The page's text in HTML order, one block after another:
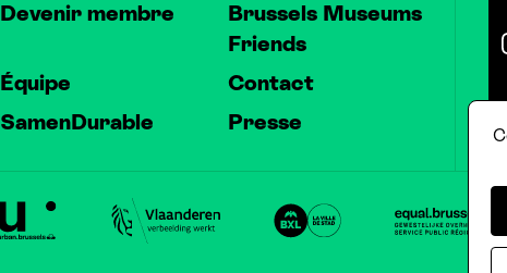
Devenir membre
Brussels Museums
Friends
Équipe
Contact
SamenDurable
Presse